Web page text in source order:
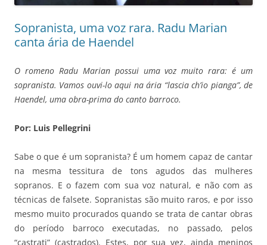
Sopranista, uma voz rara. Radu Marian
canta ária de Haendel
O romeno Radu Marian possui uma voz muito rara: é um
sopranista. Vamos ouvi-lo aqui na ária “lascia ch’io pianga”, de
Haendel, uma obra-prima do canto barroco.
Por: Luis Pellegrini
Sabe o que é um sopranista? É um homem capaz de cantar
na mesma tessitura de tons agudos das mulheres
sopranos. E o fazem com sua voz natural, e não com as
técnicas de falsete. Sopranistas são muito raros, e por isso
mesmo muito procurados quando se trata de cantar obras
do período barroco executadas, no passado, pelos
“castrati” (castrados). Estes, por sua vez, ainda meninos